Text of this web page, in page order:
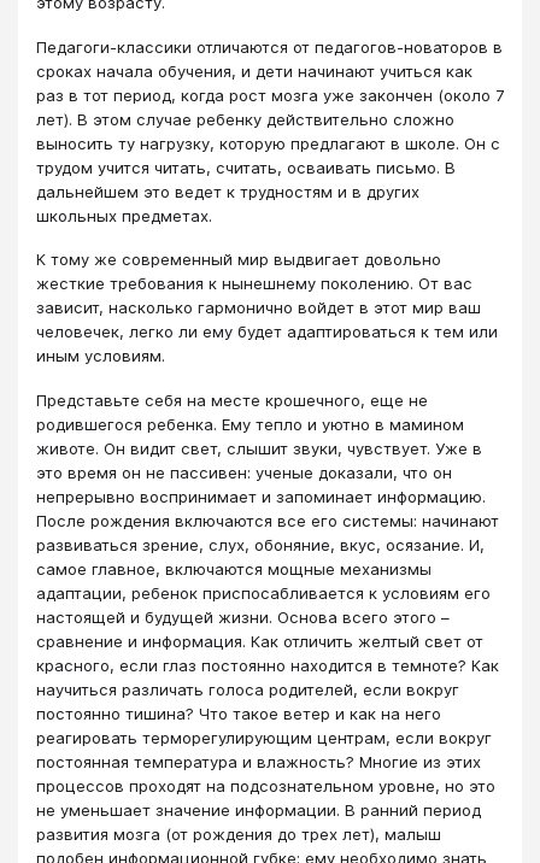
Педагоги-классики отличаются от педагогов-новаторов в
сроках начала обучения, и дети начинают учиться как
раз в тот период, когда рост мозга уже закончен (около 7
лет). В этом случае ребенку действительно сложно
выносить ту нагрузку, которую предлагают в школе. Он с
трудом учится читать, считать, осваивать письмо. В
дальнейшем это ведет к трудностям и в других
школьных предметах.
К тому же современный мир выдвигает довольно
жесткие требования к нынешнему поколению. От вас
зависит, насколько гармонично войдет в этот мир ваш
человечек, легко ли ему будет адаптироваться к тем или
иным условиям.
Представьте себя на месте крошечного, еще не
родившегося ребенка. Ему тепло и уютно в мамином
животе. Он видит свет, слышит звуки, чувствует. Уже в
это время он не пассивен: ученые доказали, что он
непрерывно воспринимает и запоминает информацию.
После рождения включаются все его системы: начинают
развиваться зрение, слух, обоняние, вкус, осязание. И,
самое главное, включаются мощные механизмы
адаптации, ребенок приспосабливается к условиям его
настоящей и будущей жизни. Основа всего этого –
сравнение и информация. Как отличить желтый свет от
красного, если глаз постоянно находится в темноте? Как
научиться различать голоса родителей, если вокруг
постоянно тишина? Что такое ветер и как на него
реагировать терморегулирующим центрам, если вокруг
постоянная температура и влажность? Многие из этих
процессов проходят на подсознательном уровне, но это
не уменьшает значение информации. В ранний период
развития мозга (от рождения до трех лет), малыш
подобен информационной губке: ему необходимо знать